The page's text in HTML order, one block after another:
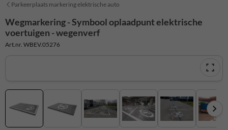
Parkeerplaats markering elektrische auto
Wegmarkering - Symbool oplaadpunt elektrische
voertuigen - wegenverf
Art.nr. WBEV.05276